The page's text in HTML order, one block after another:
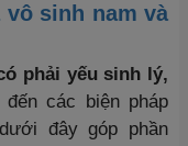
vô sinh nam và
phải yếu sinh lý,
các biện pháp
đây góp phần